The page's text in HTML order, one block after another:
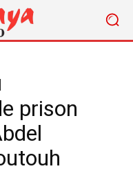
prison